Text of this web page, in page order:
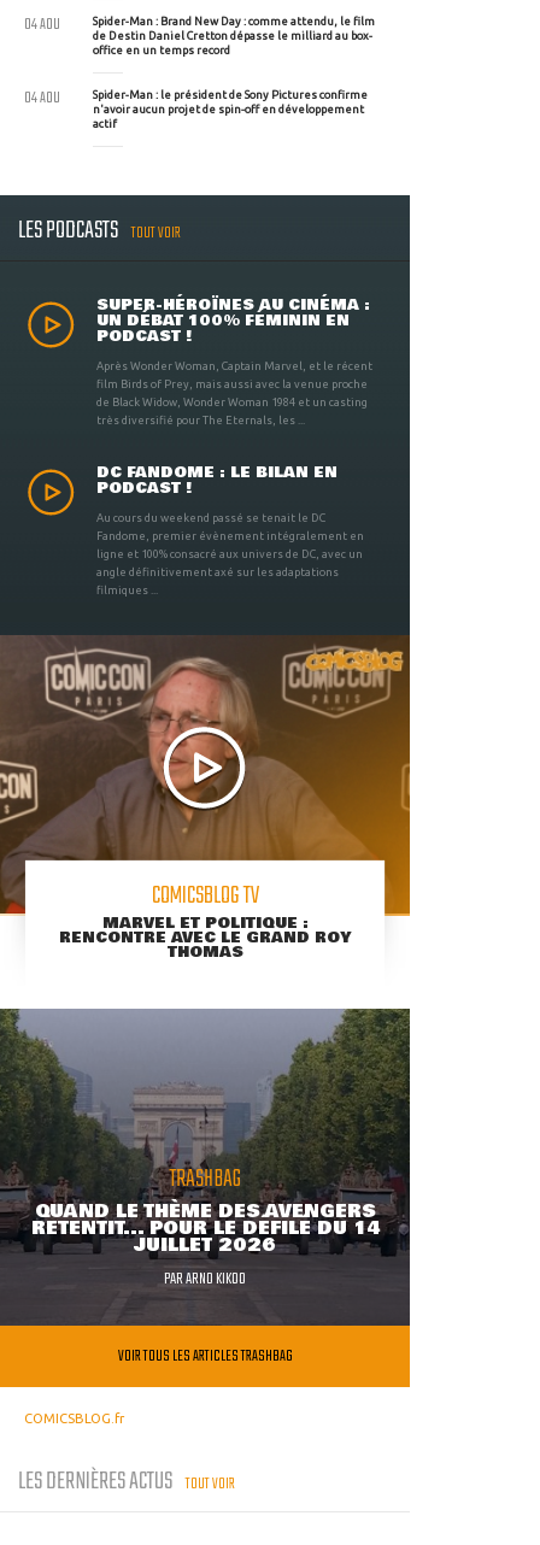
Spider-Man : Brand New Day : comme attendu, le film
de Destin Daniel Cretton dépasse le milliard au box-
office en un temps record
04 AOU
Spider-Man : le président de Sony Pictures confirme
n'avoir aucun projet de spin-off en développement
actif
04 AOU
LES PODCASTS TOUT VOIR
SUPER-HÉROÏNES AU CINÉMA :
UN DÉBAT 100% FÉMININ EN
PODCAST !
Après Wonder Woman, Captain Marvel, et le récent
film Birds of Prey, mais aussi avec la venue proche
de Black Widow, Wonder Woman 1984 et un casting
très diversifié pour The Eternals, les ...
DC FANDOME : LE BILAN EN
PODCAST !
Au cours du weekend passé se tenait le DC
Fandome, premier évènement intégralement en
ligne et 100% consacré aux univers de DC, avec un
angle définitivement axé sur les adaptations
filmiques ...
COMICSBLOG TV
MARVEL ET POLITIQUE :
RENCONTRE AVEC LE GRAND ROY
THOMAS
TRASHBAG
QUAND LE THÈME DES AVENGERS
RETENTIT... POUR LE DÉFILÉ DU 14
JUILLET 2026
PARARNO KIKOO
VOIR TOUS LES ARTICLES TRASHBAG
COMICSBLOG.fr
LES DERNIÈRES ACTUS TOUT VOIR